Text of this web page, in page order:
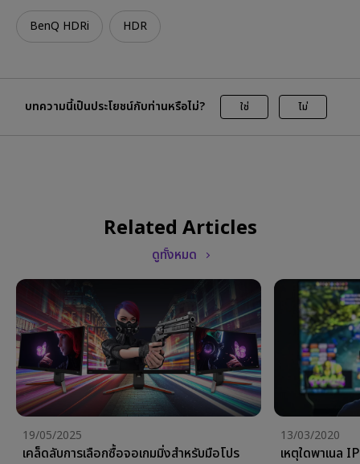
BenQ HDRi HDR
บทความนี้เป็นประโยชน์กับท่านหรือไม่? ใช่ ไม่
Related Articles
ดูทั้งหมด
19/05/2025
เคล็ดลับการเลือกซื้อจอเกมมิ่งสำหรับมือโปร
13/03/2020
เหตุใดพาเนล